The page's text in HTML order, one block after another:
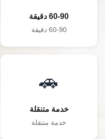
60-90 دقيقة
60-90 دقيقة
🚗
خدمة متنقلة
خدمة متنقلة